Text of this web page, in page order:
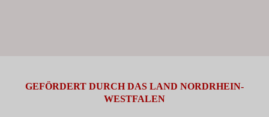
GEFÖRDERT DURCH DAS LAND NORDRHEIN-
WESTFALEN